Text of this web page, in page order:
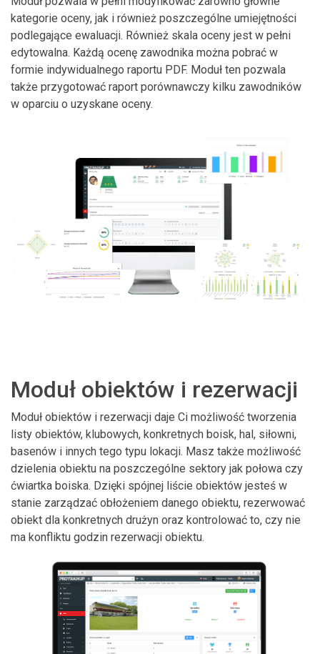
kategorie oceny, jak i również poszczególne umiejętności
podlegające ewaluacji. Również skala oceny jest w pełni
edytowalna. Każdą ocenę zawodnika można pobrać w
formie indywidualnego raportu PDF. Moduł ten pozwala
także przygotować raport porównawczy kilku zawodników
w oparciu o uzyskane oceny.
Moduł obiektów i rezerwacji
Moduł obiektów i rezerwacji daje Ci możliwość tworzenia
listy obiektów, klubowych, konkretnych boisk, hal, siłowni,
basenów i innych tego typu lokacji. Masz także możliwość
dzielenia obiektu na poszczególne sektory jak połowa czy
ćwiartka boiska. Dzięki spójnej liście obiektów jesteś w
stanie zarządzać obłożeniem danego obiektu, rezerwować
obiekt dla konkretnych drużyn oraz kontrolować to, czy nie
ma konfliktu godzin rezerwacji obiektu.